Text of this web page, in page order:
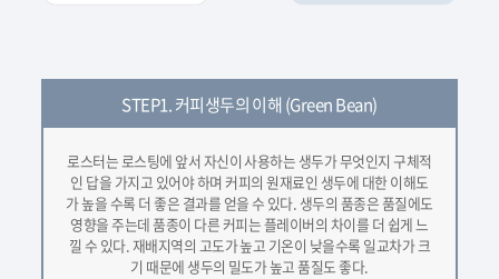
STEP1.커피생두의 이해 (Green Bean)
로스터는 로스팅에 앞서 자신이 사용하는 생두가 무엇인지 구체적
인 답을 가지고 있어야 하며 커피의 원재료인 생두에 대한 이해도
가 높을 수록 더 좋은 결과를 얻을 수 있다. 생두의 품종은 품질에도
영향을 주는데 품종이 다른 커피는 플레이버의 차이를 더 쉽게 느
낄 수 있다. 재배지역의 고도가 높고 기온이 낮을수록 일교차가 크
기 때문에 생두의 밀도가 높고 품질도 좋다.